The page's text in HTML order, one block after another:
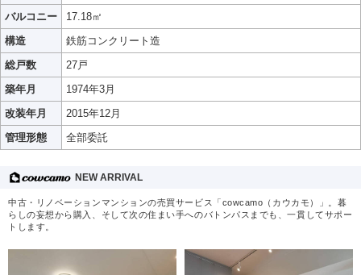
バルコニー
17.18㎡
構造
鉄筋コンクリート造
総戸数
27戸
築年月
1974年3月
改装年月
2015年12月
管理形態
全部委託
NEW ARRIVAL
中古・リノベーションマンションの売買サービス「cowcamo（カウカモ）」。暮
らしの妄想から購入、そして次の住まい手へのバトンパスまでも、一貫してサポー
トします。